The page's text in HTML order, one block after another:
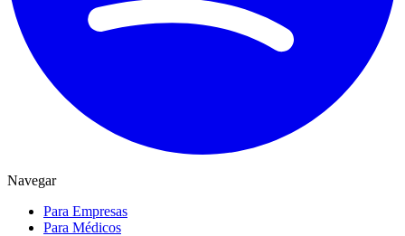
Navegar
Para Empresas
Para Médicos